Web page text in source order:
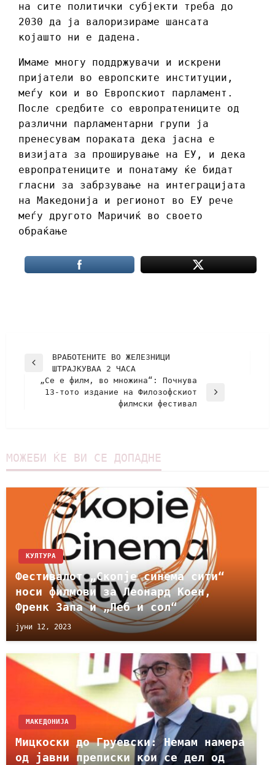
на сите политички субјекти треба до
2030 да ја валоризираме шансата
којашто ни е дадена.
Имаме многу поддржувачи и искрени
пријатели во европските институции,
меѓу кои и во Европскиот парламент.
После средбите со европратениците од
различни парламентарни групи ја
пренесувам пораката дека јасна е
визијата за проширување на ЕУ, и дека
европратениците и понатаму ќе бидат
гласни за забрзување на интеграцијата
на Македонија и регионот во ЕУ рече
меѓу другото Маричиќ во своето
обраќање
ВРАБОТЕНИТЕ ВО ЖЕЛЕЗНИЦИ
ШТРАЈКУВАА 2 ЧАСА
„Се е филм, во множина“: Почнува
13-тото издание на Филозофскиот
филмски фестивал
МОЖЕБИ ЌЕ ВИ СЕ ДОПАДНЕ
КУЛТУРА
Фестивалот „Скопје синема сити“
носи филмови за Леонард Коен,
Френк Запа и „Леб и сол“
јуни 12, 2023
МАКЕДОНИЈА
Мицкоски до Груевски: Немам намера
од јавни преписки кои се дел од